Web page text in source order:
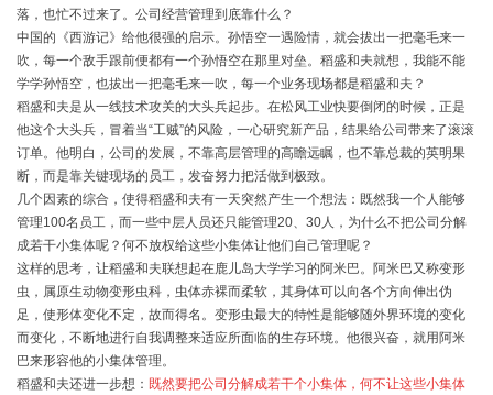
落，也忙不过来了。公司经营管理到底靠什么？
中国的《西游记》给他很强的启示。孙悟空一遇险情，就会拔出一把毫毛来一
吹，每一个敌手跟前便都有一个孙悟空在那里对垒。稻盛和夫就想，我能不能
学学孙悟空，也拔出一把毫毛来一吹，每一个业务现场都是稻盛和夫？
稻盛和夫是从一线技术攻关的大头兵起步。在松风工业快要倒闭的时候，正是
他这个大头兵，冒着当“工贼”的风险，一心研究新产品，结果给公司带来了滚滚
订单。他明白，公司的发展，不靠高层管理的高瞻远瞩，也不靠总裁的英明果
断，而是靠关键现场的员工，发奋努力把活做到极致。
几个因素的综合，使得稻盛和夫有一天突然产生一个想法：既然我一个人能够
管理100名员工，而一些中层人员还只能管理20、30人，为什么不把公司分解
成若干小集体呢？何不放权给这些小集体让他们自己管理呢？
这样的思考，让稻盛和夫联想起在鹿儿岛大学学习的阿米巴。阿米巴又称变形
虫，属原生动物变形虫科，虫体赤裸而柔软，其身体可以向各个方向伸出伪
足，使形体变化不定，故而得名。变形虫最大的特性是能够随外界环境的变化
而变化，不断地进行自我调整来适应所面临的生存环境。他很兴奋，就用阿米
巴来形容他的小集体管理。
稻盛和夫还进一步想： 既然要把公司分解成若干个小集体，何不让这些小集体